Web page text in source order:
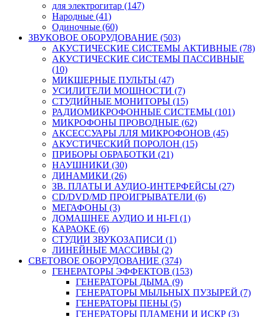
для электрогитар (147)
Народные (41)
Одиночные (60)
ЗВУКОВОЕ ОБОРУДОВАНИЕ (503)
АКУСТИЧЕСКИЕ СИСТЕМЫ АКТИВНЫЕ (78)
АКУСТИЧЕСКИЕ СИСТЕМЫ ПАССИВНЫЕ
(10)
МИКШЕРНЫЕ ПУЛЬТЫ (47)
УСИЛИТЕЛИ МОЩНОСТИ (7)
СТУДИЙНЫЕ МОНИТОРЫ (15)
РАДИОМИКРОФОННЫЕ СИСТЕМЫ (101)
МИКРОФОНЫ ПРОВОДНЫЕ (62)
АКСЕССУАРЫ ЛЛЯ МИКРОФОНОВ (45)
АКУСТИЧЕСКИЙ ПОРОЛОН (15)
ПРИБОРЫ ОБРАБОТКИ (21)
НАУШНИКИ (30)
ДИНАМИКИ (26)
ЗВ. ПЛАТЫ И АУДИО-ИНТЕРФЕЙСЫ (27)
CD/DVD/MD ПРОИГРЫВАТЕЛИ (6)
МЕГАФОНЫ (3)
ДОМАШНЕЕ АУДИО И HI-FI (1)
КАРАОКЕ (6)
СТУДИИ ЗВУКОЗАПИСИ (1)
ЛИНЕЙНЫЕ МАССИВЫ (2)
СВЕТОВОЕ ОБОРУДОВАНИЕ (374)
ГЕНЕРАТОРЫ ЭФФЕКТОВ (153)
ГЕНЕРАТОРЫ ДЫМА (9)
ГЕНЕРАТОРЫ МЫЛЬНЫХ ПУЗЫРЕЙ (7)
ГЕНЕРАТОРЫ ПЕНЫ (5)
ГЕНЕРАТОРЫ ПЛАМЕНИ И ИСКР (3)